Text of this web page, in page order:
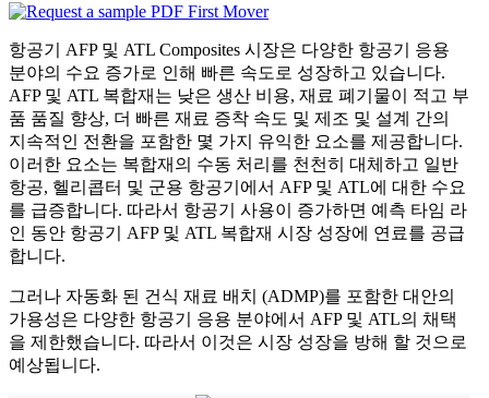
항공기 AFP 및 ATL Composites 시장은 다양한 항공기 응용
분야의 수요 증가로 인해 빠른 속도로 성장하고 있습니다.
AFP 및 ATL 복합재는 낮은 생산 비용, 재료 폐기물이 적고 부
품 품질 향상, 더 빠른 재료 증착 속도 및 제조 및 설계 간의
지속적인 전환을 포함한 몇 가지 유익한 요소를 제공합니다.
이러한 요소는 복합재의 수동 처리를 천천히 대체하고 일반
항공, 헬리콥터 및 군용 항공기에서 AFP 및 ATL에 대한 수요
를 급증합니다. 따라서 항공기 사용이 증가하면 예측 타임 라
인 동안 항공기 AFP 및 ATL 복합재 시장 성장에 연료를 공급
합니다.
그러나 자동화 된 건식 재료 배치 (ADMP)를 포함한 대안의
가용성은 다양한 항공기 응용 분야에서 AFP 및 ATL의 채택
을 제한했습니다. 따라서 이것은 시장 성장을 방해 할 것으로
예상됩니다.